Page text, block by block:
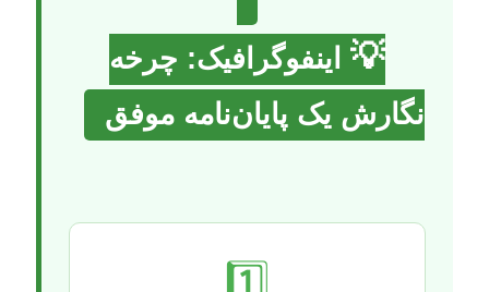
💡 اینفوگرافیک: چرخه
نگارش یک پایان‌نامه موفق
1️⃣